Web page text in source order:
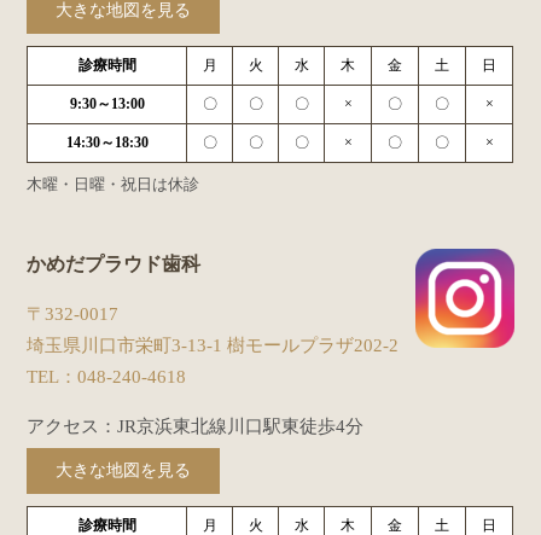
大きな地図を見る
診療時間 月 火 水 木 金 土 日
9:30～13:00 〇 〇 〇 × 〇 〇 ×
14:30～18:30 〇 〇 〇 × 〇 〇 ×
木曜・日曜・祝日は休診
かめだプラウド歯科
〒332-0017
埼玉県川口市栄町3-13-1 樹モールプラザ202-2
TEL：048-240-4618
アクセス：JR京浜東北線川口駅東徒歩4分
大きな地図を見る
診療時間 月 火 水 木 金 土 日